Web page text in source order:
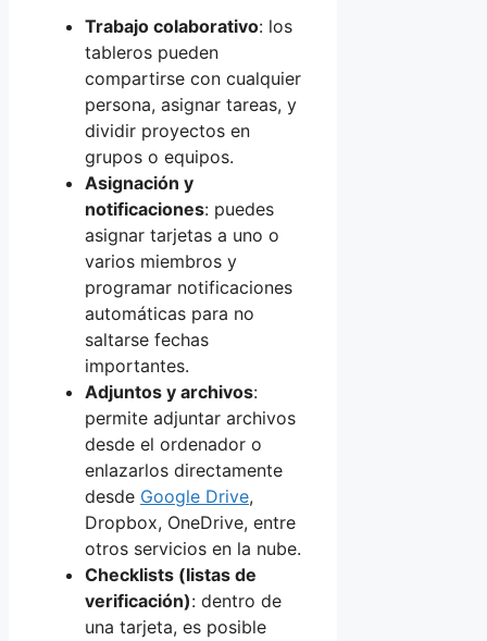
Trabajo colaborativo: los
tableros pueden
compartirse con cualquier
persona, asignar tareas, y
dividir proyectos en
grupos o equipos.
Asignación y
notificaciones: puedes
asignar tarjetas a uno o
varios miembros y
programar notificaciones
automáticas para no
saltarse fechas
importantes.
Adjuntos y archivos:
permite adjuntar archivos
desde el ordenador o
enlazarlos directamente
desde Google Drive,
Dropbox, OneDrive, entre
otros servicios en la nube.
Checklists (listas de
verificación): dentro de
una tarjeta, es posible